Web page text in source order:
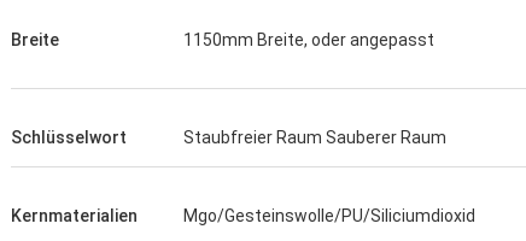
Breite 1150mm Breite, oder angepasst
Schlüsselwort Staubfreier Raum Sauberer Raum
Kernmaterialien Mgo/Gesteinswolle/PU/Siliciumdioxid